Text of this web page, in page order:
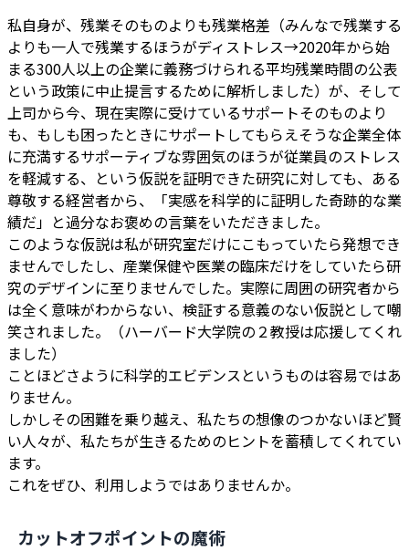
私自身が、残業そのものよりも残業格差（みんなで残業する
よりも一人で残業するほうがディストレス→2020年から始
まる300人以上の企業に義務づけられる平均残業時間の公表
という政策に中止提言するために解析しました）が、そして
上司から今、現在実際に受けているサポートそのものより
も、もしも困ったときにサポートしてもらえそうな企業全体
に充満するサポーティブな雰囲気のほうが従業員のストレス
を軽減する、という仮説を証明できた研究に対しても、ある
尊敬する経営者から、「実感を科学的に証明した奇跡的な業
績だ」と過分なお褒めの言葉をいただきました。
このような仮説は私が研究室だけにこもっていたら発想でき
ませんでしたし、産業保健や医業の臨床だけをしていたら研
究のデザインに至りませんでした。実際に周囲の研究者から
は全く意味がわからない、検証する意義のない仮説として嘲
笑されました。（ハーバード大学院の２教授は応援してくれ
ました）
ことほどさように科学的エビデンスというものは容易ではあ
りません。
しかしその困難を乗り越え、私たちの想像のつかないほど賢
い人々が、私たちが生きるためのヒントを蓄積してくれてい
ます。
これをぜひ、利用しようではありませんか。
カットオフポイントの魔術